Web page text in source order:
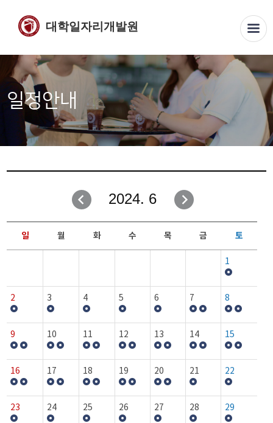
대학일자리개발원
일정안내
2024. 6
일 월 화 수 목 금 토
1
2 3 4 5 6 7 8
9 10 11 12 13 14 15
16 17 18 19 20 21 22
23 24 25 26 27 28 29